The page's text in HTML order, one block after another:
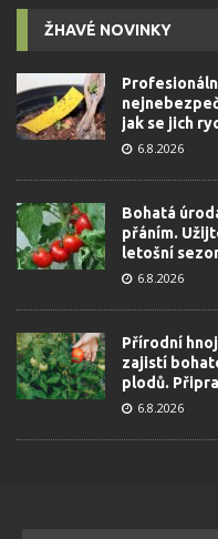
ŽHAVÉ NOVINKY
jak se jich
6.8.2026
Bohatá
přáním.
letošní
6.8.2026
Přírodní
zajistí
plodů.
6.8.2026